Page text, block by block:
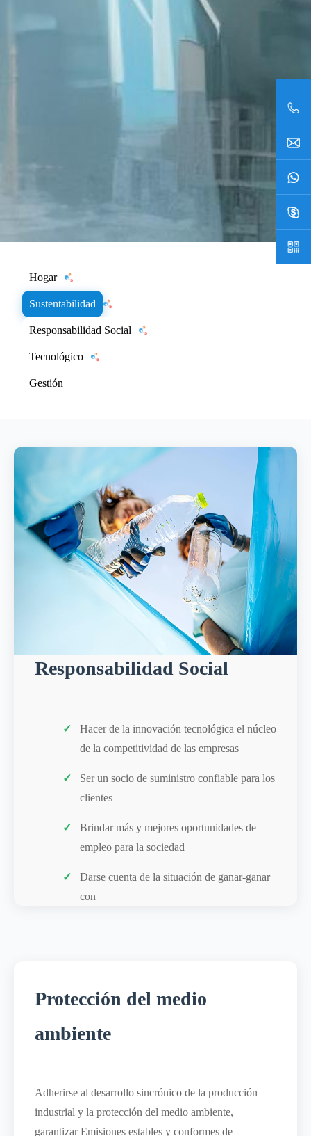
Hogar
Sustentabilidad
Responsabilidad Social
Tecnológico
Gestión
Responsabilidad Social
Hacer de la innovación tecnológica el núcleo
de la competitividad de las empresas
Ser un socio de suministro confiable para los
clientes
Brindar más y mejores oportunidades de
empleo para la sociedad
Darse cuenta de la situación de ganar-ganar
con
Protección del medio
ambiente
Adherirse al desarrollo sincrónico de la producción
industrial y la protección del medio ambiente,
garantizar Emisiones estables y conformes de